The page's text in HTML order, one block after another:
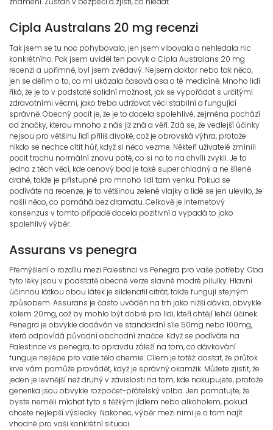
Cipla Australans 20 mg recenzi
Tak jsem se tu noc pohybovala, jen jsem vibovala a nehledala nic
konkrétního. Pak jsem uviděl ten povyk o Cipla Australans 20 mg
recenzi a upřímně, byl jsem zvědavý. Nejsem doktor nebo tak něco,
jen se dělím o to, co mi ukázala časová osa o té medicíně. Mnoho lidí
říká, že je to v podstatě solidní možnost, jak se vypořádat s určitými
zdravotními věcmi, jako třeba udržovat věci stabilní a fungující
správně. Obecný pocit je, že je to docela spolehlivé, zejména pochází
od značky, kterou mnoho z nás již zná a věří. Zdá se, že vedlejší účinky
nejsou pro většinu lidí příliš divoké, což je obrovská výhra, protože
nikdo se nechce cítit hůř, když si něco vezme. Někteří uživatelé zmínili
pocit trochu normální znovu poté, co si na to na chvíli zvykli. Je to
jedna z těch věcí, kde cenový bod je také super chladný a ne šíleně
drahé, takže je přístupné pro mnoho lidí tam venku. Pokud se
podíváte na recenze, je to většinou zelené vlajky a lidé se jen ulevilo, že
našli něco, co pomáhá bez dramatu. Celkově je internetový
konsenzus v tomto případě docela pozitivní a vypadá to jako
spolehlivý výběr.
Assurans vs penegra
Přemýšlení o rozdílu mezi Palestinci vs Penegra pro vaše potřeby. Oba
tyto léky jsou v podstatě obecné verze slavné modré pilulky. Hlavní
účinnou látkou obou látek je sildenafil citrát, takže fungují stejným
způsobem. Assurans je často uváděn na trh jako nižší dávka, obvykle
kolem 20mg, což by mohlo být dobré pro lidi, kteří chtějí lehčí účinek.
Penegra je obvykle dodáván ve standardní síle 50mg nebo 100mg,
která odpovídá původní obchodní značce. Když se podíváte na
Palestince vs penegra, to opravdu záleží na tom, co dávkování
funguje nejlépe pro vaše tělo chemie. Cílem je totéž: dostat, že průtok
krve vám pomůže provádět, když je správný okamžik. Můžete zjistit, že
jeden je levnější než druhý v závislosti na tom, kde nakupujete, protože
generika jsou obvykle rozpočet-přátelský volba. Jen pamatujte, že
byste neměli míchat tyto s těžkým jídlem nebo alkoholem, pokud
chcete nejlepší výsledky. Nakonec, výběr mezi nimi je o tom najít
vhodné pro vaši konkrétní situaci.